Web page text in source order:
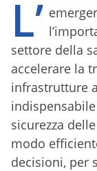
L’
settore della
accelerare la
infrastrutture
sicurezza
modo
decisioni, per